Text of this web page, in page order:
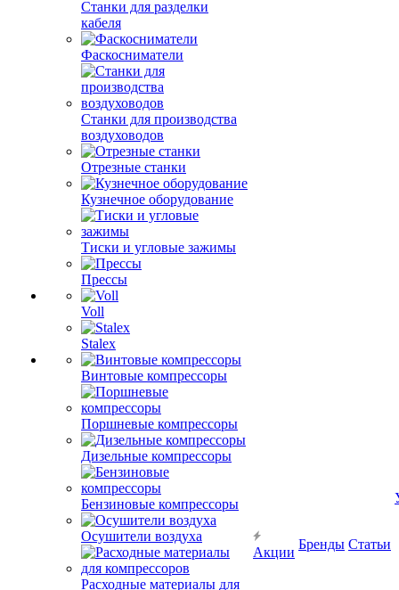
Станки для разделки
кабеля
Фаскосниматели
Станки для производства
воздуховодов
Отрезные станки
Кузнечное оборудование
Тиски и угловые зажимы
Прессы
Voll
Stalex
Винтовые компрессоры
Поршневые компрессоры
Дизельные компрессоры
Бензиновые компрессоры
Осушители воздуха
Расходные материалы для
Акции
Бренды Статьи